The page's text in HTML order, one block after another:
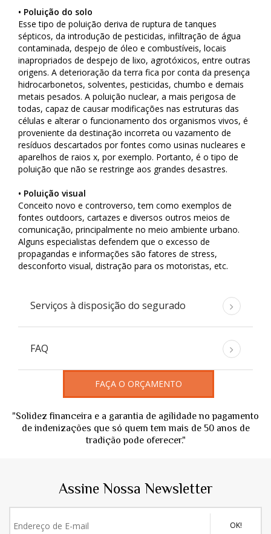
• Poluição do solo
Esse tipo de poluição deriva de ruptura de tanques
sépticos, da introdução de pesticidas, infiltração de água
contaminada, despejo de óleo e combustíveis, locais
inapropriados de despejo de lixo, agrotóxicos, entre outras
origens. A deterioração da terra fica por conta da presença
hidrocarbonetos, solventes, pesticidas, chumbo e demais
metais pesados. A poluição nuclear, a mais perigosa de
todas, capaz de causar modificações nas estruturas das
células e alterar o funcionamento dos organismos vivos, é
proveniente da destinação incorreta ou vazamento de
resíduos descartados por fontes como usinas nucleares e
aparelhos de raios x, por exemplo. Portanto, é o tipo de
poluição que não se restringe aos grandes desastres.
• Poluição visual
Conceito novo e controverso, tem como exemplos de
fontes outdoors, cartazes e diversos outros meios de
comunicação, principalmente no meio ambiente urbano.
Alguns especialistas defendem que o excesso de
propagandas e informações são fatores de stress,
desconforto visual, distração para os motoristas, etc.
Serviços à disposição do segurado
FAQ
FAÇA O ORÇAMENTO
"Solidez financeira e a garantia de agilidade no pagamento
de indenizações que só quem tem mais de 50 anos de
tradição pode oferecer."
Assine Nossa Newsletter
OK!